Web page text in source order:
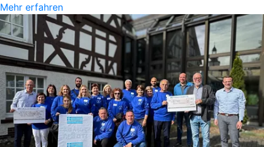
Mehr erfahren